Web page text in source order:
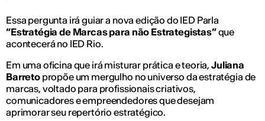
Essa pergunta irá guiar a nova edição do IED Parla
“Estratégia de Marcas para não Estrategistas”que
acontecerá no IED Rio.
Em uma oficina que irá misturar prática e teoria, Juliana
Barretopropõe um mergulho no universo da estratégia de
marcas, voltado para profissionais criativos,
comunicadores e empreendedores que desejam
aprimorar seu repertório estratégico.